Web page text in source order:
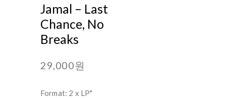
Jamal – Last
Chance, No
Breaks
29,000원
Format: 2 x LP"